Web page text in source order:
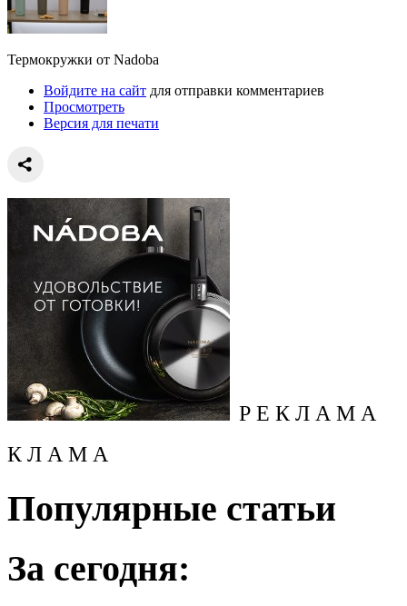
Термокружки от Nadoba
Войдите на сайт для отправки комментариев
Просмотреть
Версия для печати
Р Е К Л А М А
К Л А М А
Популярные статьи
За сегодня: